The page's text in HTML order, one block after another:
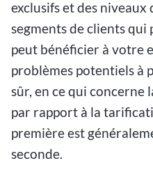
exclusifs et des niveaux
segments de clients qui
peut bénéficier à votre
problèmes potentiels à
sûr, en ce qui
par rapport à la
première est
seconde.